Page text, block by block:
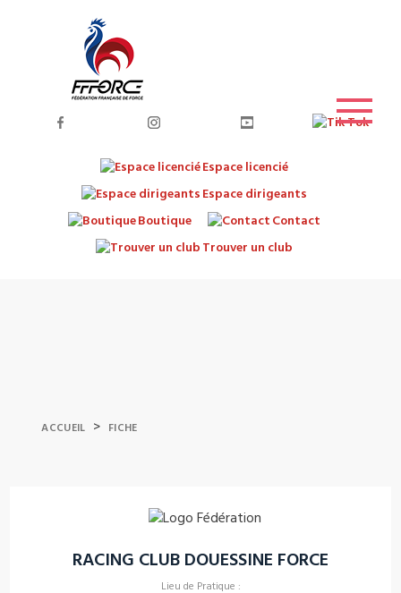
Espace licencié
Espace dirigeants
Boutique
Contact
Trouver un club
ACCUEIL > FICHE
RACING CLUB DOUESSINE FORCE
Lieu de Pratique :